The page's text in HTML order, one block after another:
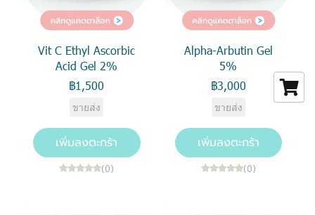
Vit C Ethyl Ascorbic
Acid Gel 2%
฿1,500
ขายส่ง
เพิ่มลงตะกร้า
(0)
Alpha-Arbutin Gel
5%
฿3,000
ขายส่ง
เพิ่มลงตะกร้า
(0)